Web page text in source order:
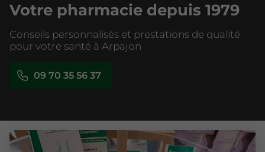
Votre pharmacie depuis 1979
Conseils personnalisés et prestations de qualité
pour votre santé à Arpajon
09 70 35 56 37